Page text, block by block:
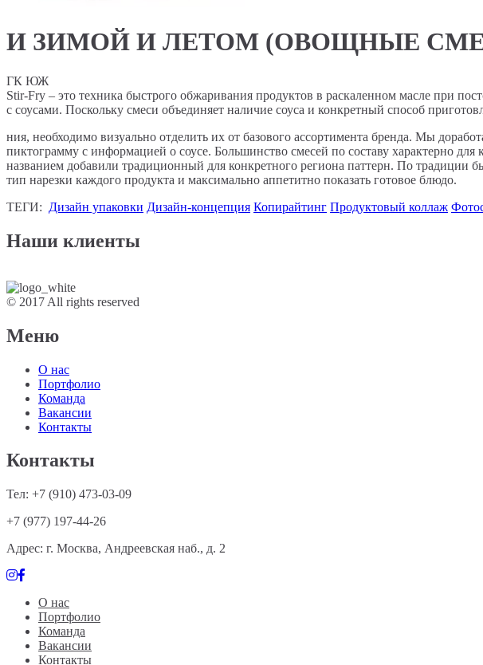
И ЗИМОЙ И ЛЕТОМ (ОВОЩНЫЕ
ГК ЮЖ
Stir-Fry – это техника быстрого обжаривания продуктов в раскаленном масле при
с соусами. Поскольку смеси объединяет наличие соуса и конкретный способ
ния, необходимо визуально отделить их от базового ассортимента бренда. Мы
пиктограмму с информацией о соусе. Большинство смесей по составу характерно
названием добавили традиционный для конкретного региона паттерн. По традиции
тип нарезки каждого продукта и максимально аппетитно показать готовое блюдо.
ТЕГИ: Дизайн упаковки Дизайн-концепция Копирайтинг Продуктовый коллаж
Наши клиенты
© 2017 All rights reserved
Меню
О нас
Портфолио
Команда
Вакансии
Контакты
Контакты
Тел: +7 (910) 473-03-09
+7 (977) 197-44-26
Адрес: г. Москва, Андреевская наб., д. 2
О нас
Портфолио
Команда
Вакансии
Контакты